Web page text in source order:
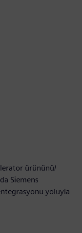
ürününü/
Siemens
yoluyla